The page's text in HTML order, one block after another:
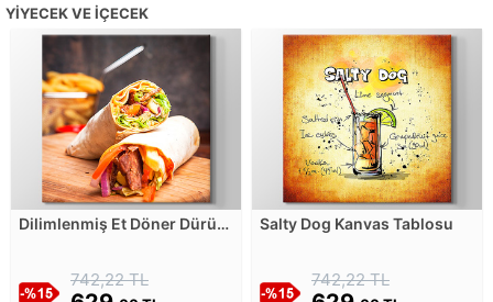
YIYECEK VE İÇECEK
Dilimlenmiş Et Döner Dürüm
742,22 TL
Salty Dog Kanvas Tablosu
742,22 TL